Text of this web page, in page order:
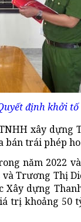
định khởi
xây
trái phép
năm 2022
Trương Thị
dựng
trị khoảng 50